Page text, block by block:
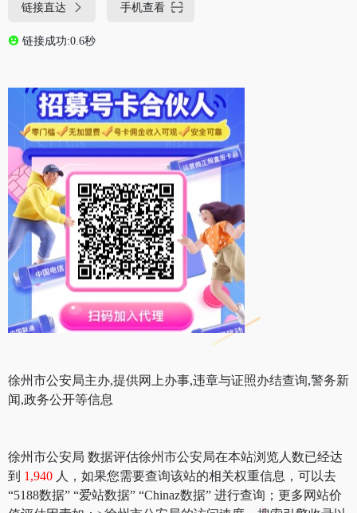
链接直达 手机查看
链接成功:0.6秒
徐州市公安局主办,提供网上办事,违章与证照办结查询,警务新
闻,政务公开等信息
徐州市公安局 数据评估徐州市公安局在本站浏览人数已经达
到 1,940 人，如果您需要查询该站的相关权重信息，可以去
“5188数据” “爱站数据” “Chinaz数据” 进行查询；更多网站价